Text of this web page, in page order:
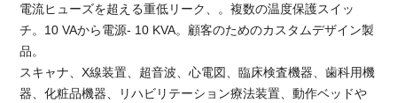
電流ヒューズを超える重低リーク、。複数の温度保護スイッ
チ。10 VAから電源- 10 KVA。顧客のためのカスタムデザイン製
品。
スキャナ、X線装置、超音波、心電図、臨床検査機器、歯科用機
器、化粧品機器、リハビリテーション療法装置、動作ベッドや